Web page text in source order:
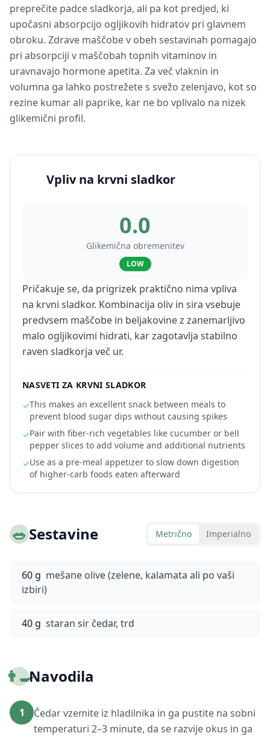
preprečite padce sladkorja, ali pa kot predjed, ki
upočasni absorpcijo ogljikovih hidratov pri glavnem
obroku. Zdrave maščobe v obeh sestavinah pomagajo
pri absorpciji v maščobah topnih vitaminov in
uravnavajo hormone apetita. Za več vlaknin in
volumna ga lahko postrežete s svežo zelenjavo, kot so
rezine kumar ali paprike, kar ne bo vplivalo na nizek
glikemični profil.
Vpliv na krvni sladkor
0.0
Glikemična obremenitev
LOW
Pričakuje se, da prigrizek praktično nima vpliva
na krvni sladkor. Kombinacija oliv in sira vsebuje
predvsem maščobe in beljakovine z zanemarljivo
malo ogljikovimi hidrati, kar zagotavlja stabilno
raven sladkorja več ur.
NASVETI ZA KRVNI SLADKOR
✓This makes an excellent snack between meals to
prevent blood sugar dips without causing spikes
✓Pair with fiber-rich vegetables like cucumber or bell
pepper slices to add volume and additional nutrients
✓Use as a pre-meal appetizer to slow down digestion
of higher-carb foods eaten afterward
🥗Sestavine Metrično Imperialno
60 g mešane olive (zelene, kalamata ali po vaši
izbiri)
40 g staran sir čedar, trd
👨‍🍳Navodila
1
Čedar vzemite iz hladilnika in ga pustite na sobni
temperaturi 2–3 minute, da se razvije okus in ga